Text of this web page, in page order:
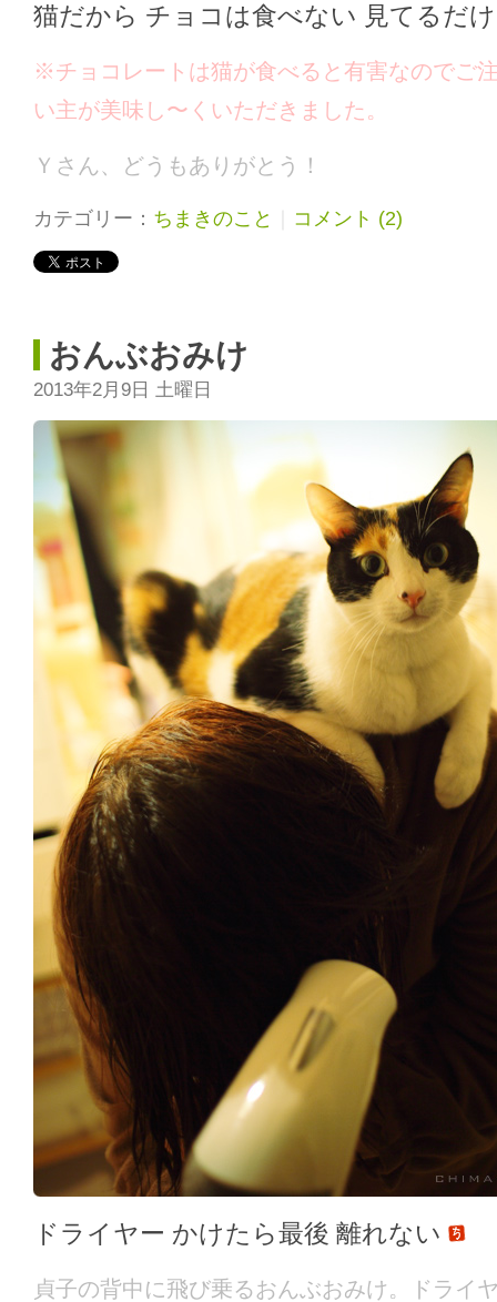
猫だから チョコは食べない 見てるだけ
※チョコレートは猫が食べると有害なのでご
い主が美味し〜くいただきました。
Ｙさん、どうもありがとう！
カテゴリー： ちまきのこと コメント (2)
おんぶおみけ
2013年2月9日 土曜日
ドライヤー かけたら最後 離れない
貞子の背中に飛び乗るおんぶおみけ。ドライ